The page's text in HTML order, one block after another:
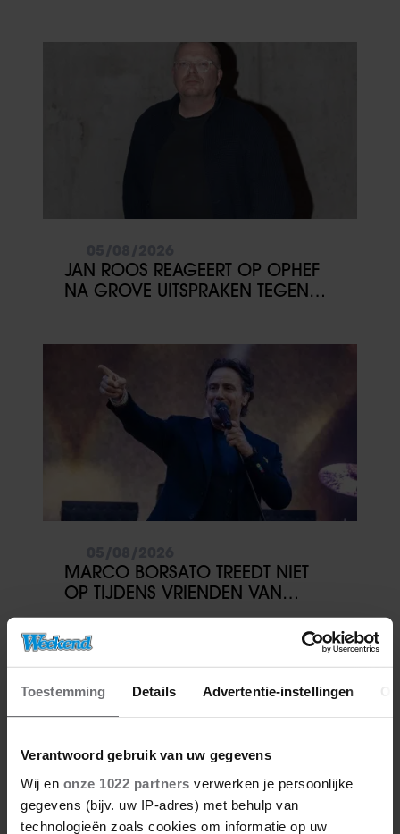
Toestemming Details Advertentie-instellingen
Verantwoord gebruik van uw gegevens
Wij en onze 1022 partners verwerken je persoonlijke
gegevens (bijv. uw IP-adres) met behulp van
technologieën zoals cookies om informatie op uw
JAN ROOS REAGEERT OP OPHEF
NA GROVE UITSPRAKEN TEGEN
MARCO BORSATO TREEDT NIET
OP TIJDENS VRIENDEN VAN
AMSTEL LIVE: ‘DAAR WIL IK HET
BIJ LATEN’